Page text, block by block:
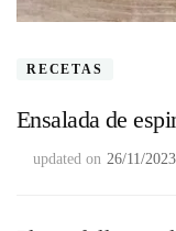
RECETAS
Ensalada de
updated on 26/11/2023